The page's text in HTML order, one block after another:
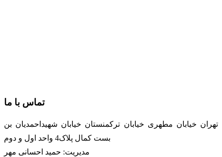
تماس با ما
تهران خیابان مطهری خیابان ترکمنستان خیابان شهیداحمدیان بن
بست کمال پلاک4 واحد اول و دوم
مدیریت: حمید احسانی مهر